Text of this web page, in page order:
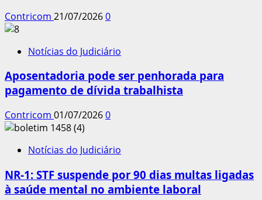
Contricom 21/07/20260
Notícias do Judiciário
Aposentadoria pode ser penhorada para
pagamento de dívida trabalhista
Contricom 01/07/20260
Notícias do Judiciário
NR-1: STF suspende por 90 dias multas ligadas
à saúde mental no ambiente laboral